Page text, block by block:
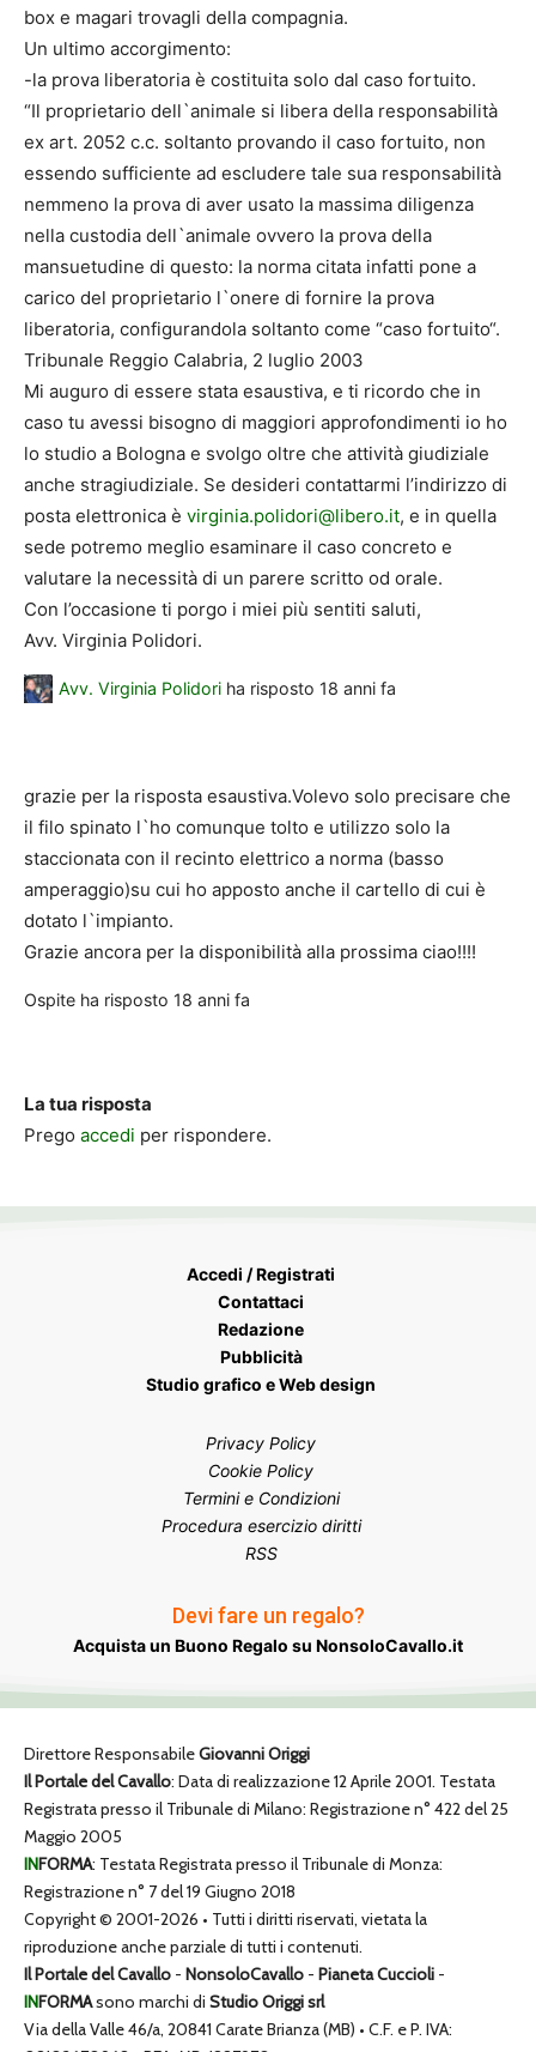
box e magari trovagli della compagnia.
Un ultimo accorgimento:
-la prova liberatoria è costituita solo dal caso fortuito.
“Il proprietario dell`animale si libera della responsabilità
ex art. 2052 c.c. soltanto provando il caso fortuito, non
essendo sufficiente ad escludere tale sua responsabilità
nemmeno la prova di aver usato la massima diligenza
nella custodia dell`animale ovvero la prova della
mansuetudine di questo: la norma citata infatti pone a
carico del proprietario l`onere di fornire la prova
liberatoria, configurandola soltanto come “caso fortuito“.
Tribunale Reggio Calabria, 2 luglio 2003
Mi auguro di essere stata esaustiva, e ti ricordo che in
caso tu avessi bisogno di maggiori approfondimenti io ho
lo studio a Bologna e svolgo oltre che attività giudiziale
anche stragiudiziale. Se desideri contattarmi l’indirizzo di
posta elettronica è virginia.polidori@libero.it, e in quella
sede potremo meglio esaminare il caso concreto e
valutare la necessità di un parere scritto od orale.
Con l’occasione ti porgo i miei più sentiti saluti,
Avv. Virginia Polidori.
Avv. Virginia Polidori ha risposto 18 anni fa
grazie per la risposta esaustiva.Volevo solo precisare che
il filo spinato l`ho comunque tolto e utilizzo solo la
staccionata con il recinto elettrico a norma (basso
amperaggio)su cui ho apposto anche il cartello di cui è
dotato l`impianto.
Grazie ancora per la disponibilità alla prossima ciao!!!!
Ospite ha risposto 18 anni fa
La tua risposta
Prego accedi per rispondere.
Accedi / Registrati
Contattaci
Redazione
Pubblicità
Studio grafico e Web design
Privacy Policy
Cookie Policy
Termini e Condizioni
Procedura esercizio diritti
RSS
Devi fare un regalo?
Acquista un Buono Regalo su NonsoloCavallo.it
Direttore ResponsabileGiovanni Origgi
Il Portale del Cavallo: Data di realizzazione 12 Aprile 2001. Testata
Registrata presso il Tribunale di Milano: Registrazione n° 422 del 25
Maggio 2005
INFORMA: Testata Registrata presso il Tribunale di Monza:
Registrazione n° 7 del 19 Giugno 2018
Copyright © 2001-2026 • Tutti i diritti riservati, vietata la
riproduzione anche parziale di tutti i contenuti.
Il Portale del Cavallo - NonsoloCavallo - Pianeta Cuccioli -
INFORMAsono marchi di Studio Origgi srl
Via della Valle 46/a, 20841 Carate Brianza (MB) • C.F. e P. IVA: